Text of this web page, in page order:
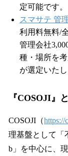
定可能です。
スマサテ 管
利用料無料/
管理会社
種・場所を
が選定いたし
『COSOJI』
COSOJI（https://
理基盤として「
b」を中心に、